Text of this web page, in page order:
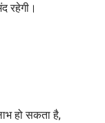
रहेगी।
हो सकता है,